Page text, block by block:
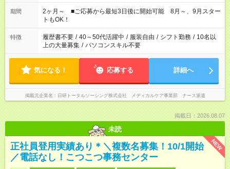
「家族とお休みを合わせたい」 「できれば残業はしたくない」
など、あなたのご希望に沿ったお仕事をご紹介します！ ※Wワ
ーク希望の方へ 今ご覧のお仕事で希望する勤務時間と、もう1つ
のお仕事の勤務時間。 合計で週40時間を超える場合は応募でき
ません
期間
2ヶ月～ ■ご応募から最短3日後に開始可能 8月～、9月スター
トもOK！
特徴 履歴書不要 / 40～50代活躍中 / 服装自由 / シフト勤務 / 10名以
上の大量募集 / パソコンスキル不要
気になる！ 応募する 詳細へ
掲載元企業名 日研トータルソーシング株式会社 メディカルケア事業部 ナース派遣
掲載日：2026.08.07
未読
NEW
正社員登用実績あり＊＼複数名募集！10/1開始
／電話なし！こつこつ事務センター